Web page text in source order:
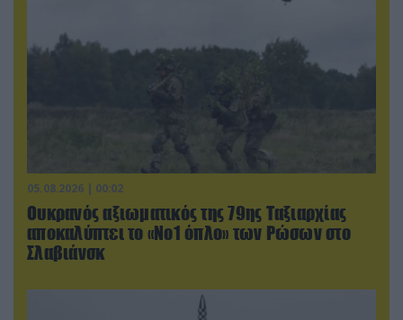
05.08.2026 | 00:02
Ουκρανός αξιωματικός της 79ης Ταξιαρχίας
αποκαλύπτει το «Νο1 όπλο» των Ρώσων στο
Σλαβιάνσκ